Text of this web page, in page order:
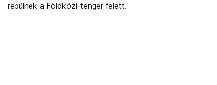
repülnek a Földközi-tenger felett.